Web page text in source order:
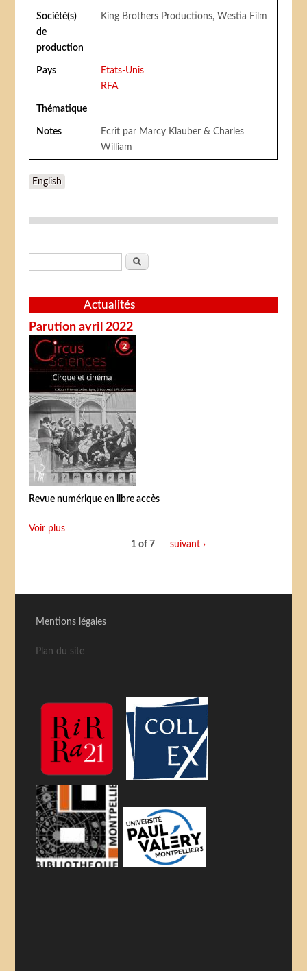
Société(s)
de
production
King Brothers Productions, Westia Film
Pays
Etats-Unis
RFA
Thématique
Notes
Ecrit par Marcy Klauber & Charles
William
English
Formulaire de recherche
Rechercher
Actualités
Parution avril 2022
Revue numérique en libre accès
Voir plus
1 of 7
suivant ›
Mentions légales
Plan du site